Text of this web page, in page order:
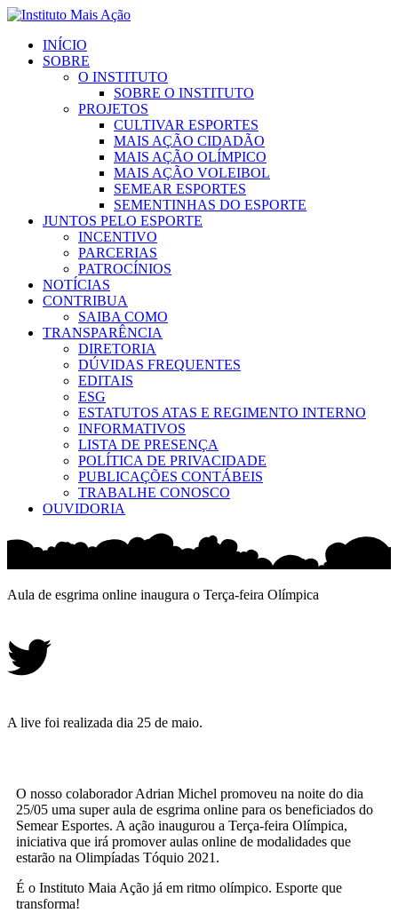
INÍCIO
SOBRE
O INSTITUTO
SOBRE O INSTITUTO
PROJETOS
CULTIVAR ESPORTES
MAIS AÇÃO CIDADÃO
MAIS AÇÃO OLÍMPICO
MAIS AÇÃO VOLEIBOL
SEMEAR ESPORTES
SEMENTINHAS DO ESPORTE
JUNTOS PELO ESPORTE
INCENTIVO
PARCERIAS
PATROCÍNIOS
NOTÍCIAS
CONTRIBUA
SAIBA COMO
TRANSPARÊNCIA
DIRETORIA
DÚVIDAS FREQUENTES
EDITAIS
ESG
ESTATUTOS ATAS E REGIMENTO INTERNO
INFORMATIVOS
LISTA DE PRESENÇA
POLÍTICA DE PRIVACIDADE
PUBLICAÇÕES CONTÁBEIS
TRABALHE CONOSCO
OUVIDORIA
Aula de esgrima online inaugura o Terça-feira Olímpica
A live foi realizada dia 25 de maio.
O nosso colaborador Adrian Michel promoveu na noite do dia
25/05 uma super aula de esgrima online para os beneficiados do
Semear Esportes. A ação inaugurou a Terça-feira Olímpica,
iniciativa que irá promover aulas online de modalidades que
estarão na Olimpíadas Tóquio 2021.
É o Instituto Maia Ação já em ritmo olímpico. Esporte que
transforma!